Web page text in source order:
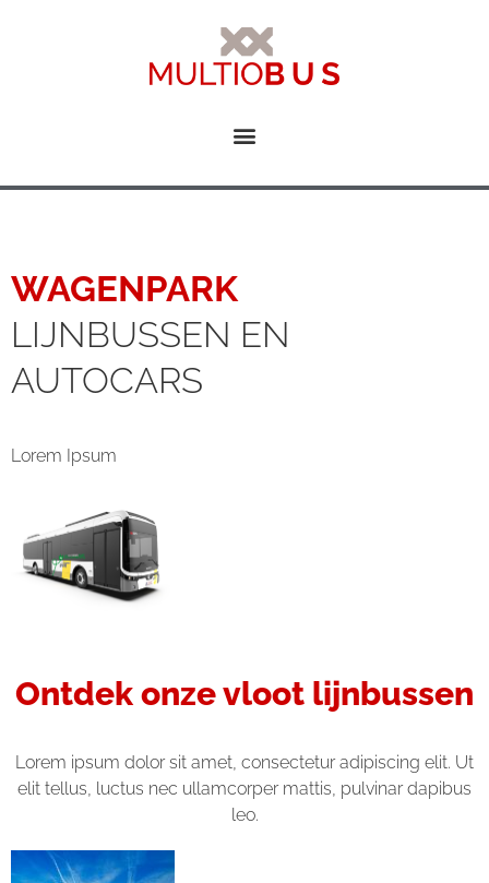
WAGENPARK
LIJNBUSSEN EN
AUTOCARS
Lorem Ipsum
Ontdek onze vloot lijnbussen
Lorem ipsum dolor sit amet, consectetur adipiscing elit. Ut
elit tellus, luctus nec ullamcorper mattis, pulvinar dapibus
leo.